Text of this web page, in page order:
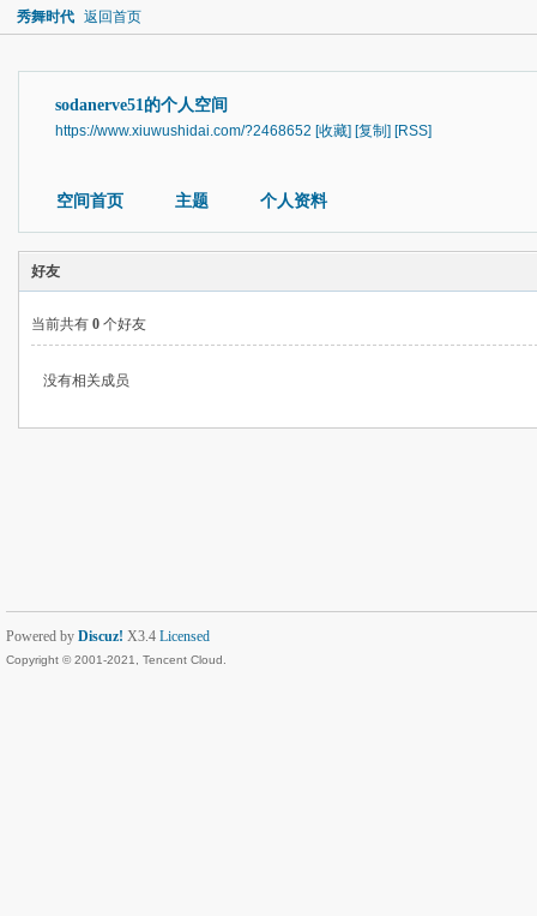
秀舞时代 返回首页
sodanerve51的个人空间
https://www.xiuwushidai.com/?2468652 [收藏] [复制] [RSS]
空间首页 主题 个人资料
好友
当前共有 0 个好友
没有相关成员
Powered by Discuz! X3.4 Licensed
Copyright © 2001-2021, Tencent Cloud.